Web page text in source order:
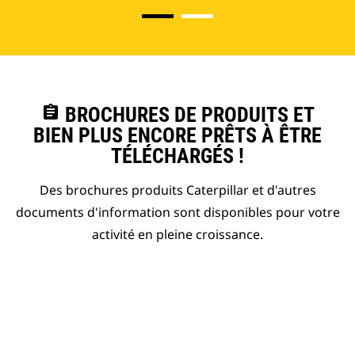
assignment BROCHURES DE PRODUITS ET
BIEN PLUS ENCORE PRÊTS À ÊTRE
TÉLÉCHARGÉS !
Des brochures produits Caterpillar et d'autres
documents d'information sont disponibles pour votre
activité en pleine croissance.